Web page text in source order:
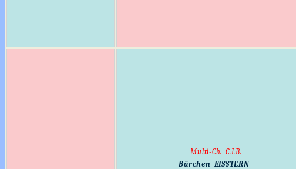
Multi-Ch. C.I.B.
Bärchen EISSTERN